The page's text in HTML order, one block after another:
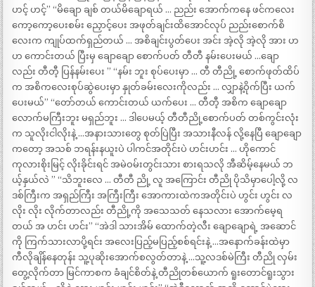
ဟင့် ဟင့်” “မိချော ချစ် တယ်မိချောရယ် … ညည်း အောက်ကနေ ဖင်ကလေး
ကော့ကော့ပေးစမ်း ညှောင့်ပေး အဖုတ်ချင်းထိအောင်လုပ် ညည်းစောက်စိ
လေးက ကျုပ်ထက်ရှည်တယ် … အစိချင်းပွတ်ပေး အင်း အဲ့လို အဲ့လို အား ဟ
ဟ ကောင်းတယ် ပြီးမှ ချောချော စောက်ပတ် တီတီ နမ်းပေးမယ် …ချော
လည်း တီတီ့ ပြန်နမ်းပေး ” “နမ်း ဘူး စုပ်ပေးမှာ … တီ တီညို့ စောက်ဖုတ်ထိပ်
က အစိကလေးစုပ်ဆွဲပေးမှာ နှုတ်ခမ်းလေးကိုလည်း … လျှာနဲ့ဝိုက်ပြီး ယက်
ပေးမယ်” “တော်တယ် ကောင်းတယ် ယက်ပေး … တီတီ့ အစိက ချောချော
လောက်မကြီးဘူး မရှည်ဘူး … ဒါပေမယ့် တီတီညို့စောက်ပတ် တစ်ကွင်းလုံး
က သူလိုးငါလိုးနဲ့ …အနားသားတွေ စုတ်ပြဲပြီး အသားနီလန် လို့နေပြီ ချောချော
ကတော့ အသစ် ဘရန်းနယူးပဲ ပါကင်အတိုင်းပဲ ဟင်းဟင်း … ဟိုကောင်
ကုလားစိုးမြင့် လိုးခိုင်းရင် အမဲဝမ်းတွင်းသား စားရသလို အီဆိမ့်နေမယ် ဘ
ယ့်နှယ်လဲ ” “သိဘူးလေ … တီတီ ညို့ လူ အကြောင်း တီညို ပိုသိမှာပေါ့လို့ လ
ဒစ်ကြီးက အရှည်ကြီး အကြီးကြီး အောကားထဲကအတိုင်းပဲ ဟွင်း ဟွင်း လ
လိုး လိုး လိုက်တာလည်း တီညို့ကို အသေသတ် နေသလား အောက်မေ့ရ
တယ် အ ဟင်း ဟင်း” “အဲဒါ သားအိမ် ထောက်တဲ့လီး ချောချောရဲ့ အဆောင်
ကို ကြက်သားလာပို့ရင်း အလေးပြည့်မပြည့်စစ်ရင်းနဲ့ …အနောက်ခန်းထဲမှာ
ကီလိုချိန်နေတုန်း သူ့ပုဆိုးအောက်စလွတ်တာနဲ့ …သူ့လဒစ်မဲကြီး တီညို လှမ်း
တွေ့လိုက်တာ မြင်ကာစက ခံချင်စိတ်နဲ့ တီညိုတစ်ယောက် ရူးတောင်ရူးသွား